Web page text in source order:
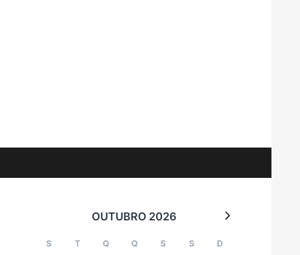
OUTUBRO 2026
S T Q Q S S D